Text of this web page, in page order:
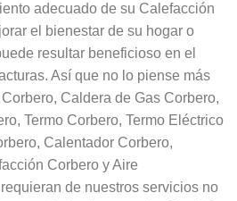
adecuado de su Calefacción
el bienestar de su hogar o
resultar beneficioso en el
Así que no lo piense más
Caldera de Gas Corbero,
Termo Corbero, Termo Eléctrico
Calentador Corbero,
Corbero y Aire
de nuestros servicios no